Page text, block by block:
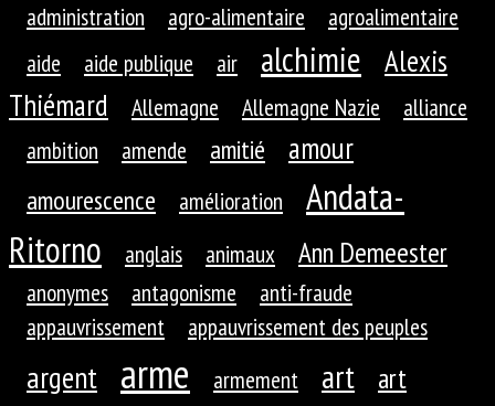
administration
agro-alimentaire
agroalimentaire
aide
aide publique air alchimie
Alexis
Thiémard
Allemagne Allemagne Nazie
alliance
ambition
amende amitié amour
amourescence amélioration
Andata-
Ritorno
anglais animaux Ann Demeester
anonymes antagonisme
anti-fraude
appauvrissement
appauvrissement des peuples
argent arme armement art
art